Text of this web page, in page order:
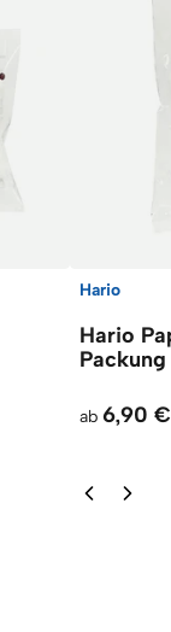
Hario
Hario
Packung
ab 6,90 €